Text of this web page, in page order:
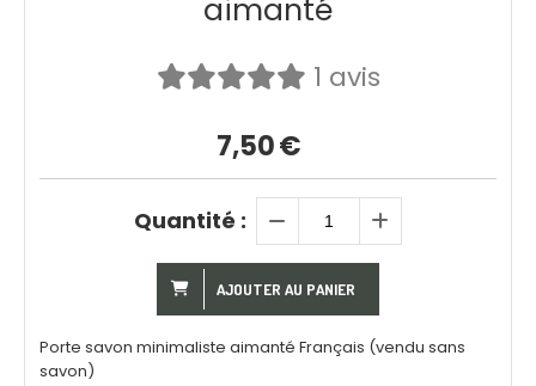
aimanté
1 avis
7,50€
Quantité :
AJOUTER AU PANIER
Porte savon minimaliste aimanté Français (vendu sans
savon)